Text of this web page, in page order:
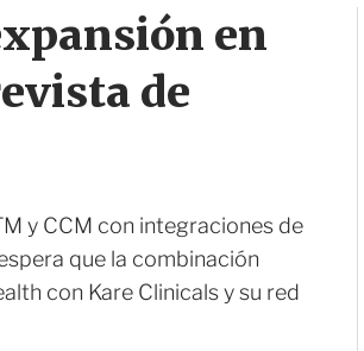
en
de
y CCM con integraciones de
que la combinación
con Kare Clinicals y su red